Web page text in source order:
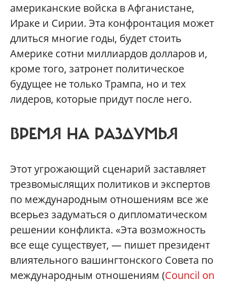
американские войска в Афганистане,
Ираке и Сирии. Эта конфронтация может
длиться многие годы, будет стоить
Америке сотни миллиардов долларов и,
кроме того, затронет политическое
будущее не только Трампа, но и тех
лидеров, которые придут после него.
ВРЕМЯ НА РАЗДУМЬЯ
Этот угрожающий сценарий заставляет
трезвомыслящих политиков и экспертов
по международным отношениям все же
всерьез задуматься о дипломатическом
решении конфликта. «Эта возможность
все еще существует, — пишет президент
влиятельного вашингтонского Совета по
международным отношениям (Council on